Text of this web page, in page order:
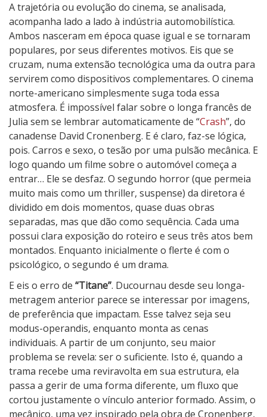
A trajetória ou evolução do cinema, se analisada,
acompanha lado a lado à indústria automobilística.
Ambos nasceram em época quase igual e se tornaram
populares, por seus diferentes motivos. Eis que se
cruzam, numa extensão tecnológica uma da outra para
servirem como dispositivos complementares. O cinema
norte-americano simplesmente suga toda essa
atmosfera. É impossível falar sobre o longa francês de
Julia sem se lembrar automaticamente de “Crash”, do
canadense David Cronenberg. E é claro, faz-se lógica,
pois. Carros e sexo, o tesão por uma pulsão mecânica. E
logo quando um filme sobre o automóvel começa a
entrar… Ele se desfaz. O segundo horror (que permeia
muito mais como um thriller, suspense) da diretora é
dividido em dois momentos, quase duas obras
separadas, mas que dão como sequência. Cada uma
possui clara exposição do roteiro e seus três atos bem
montados. Enquanto inicialmente o flerte é com o
psicológico, o segundo é um drama.
E eis o erro de “Titane”. Ducournau desde seu longa-
metragem anterior parece se interessar por imagens,
de preferência que impactam. Esse talvez seja seu
modus-operandis, enquanto monta as cenas
individuais. A partir de um conjunto, seu maior
problema se revela: ser o suficiente. Isto é, quando a
trama recebe uma reviravolta em sua estrutura, ela
passa a gerir de uma forma diferente, um fluxo que
cortou justamente o vínculo anterior formado. Assim, o
mecânico, uma vez inspirado pela obra de Cronenberg,